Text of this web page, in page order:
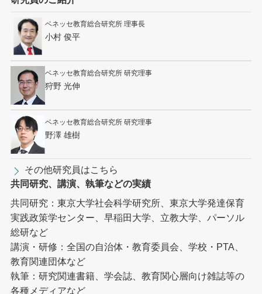
ベネッセ教育総合研究所 理事長
小村 俊平
ベネッセ教育総合研究所 研究理事
狩野 光伸
ベネッセ教育総合研究所 研究理事
野澤 雄樹
その他研究員はこちら
共同研究、講演、執筆などの実績
共同研究：東京大学社会科学研究所、東京大学発達保育
実践政策学センター、早稲田大学、立教大学、パーソル
総研など
講演・研修：全国の自治体・教育委員会、学校・PTA、
教育関連団体など
執筆：研究関連書籍、学会誌、教育関心層向け雑誌等の
各種メディアなど